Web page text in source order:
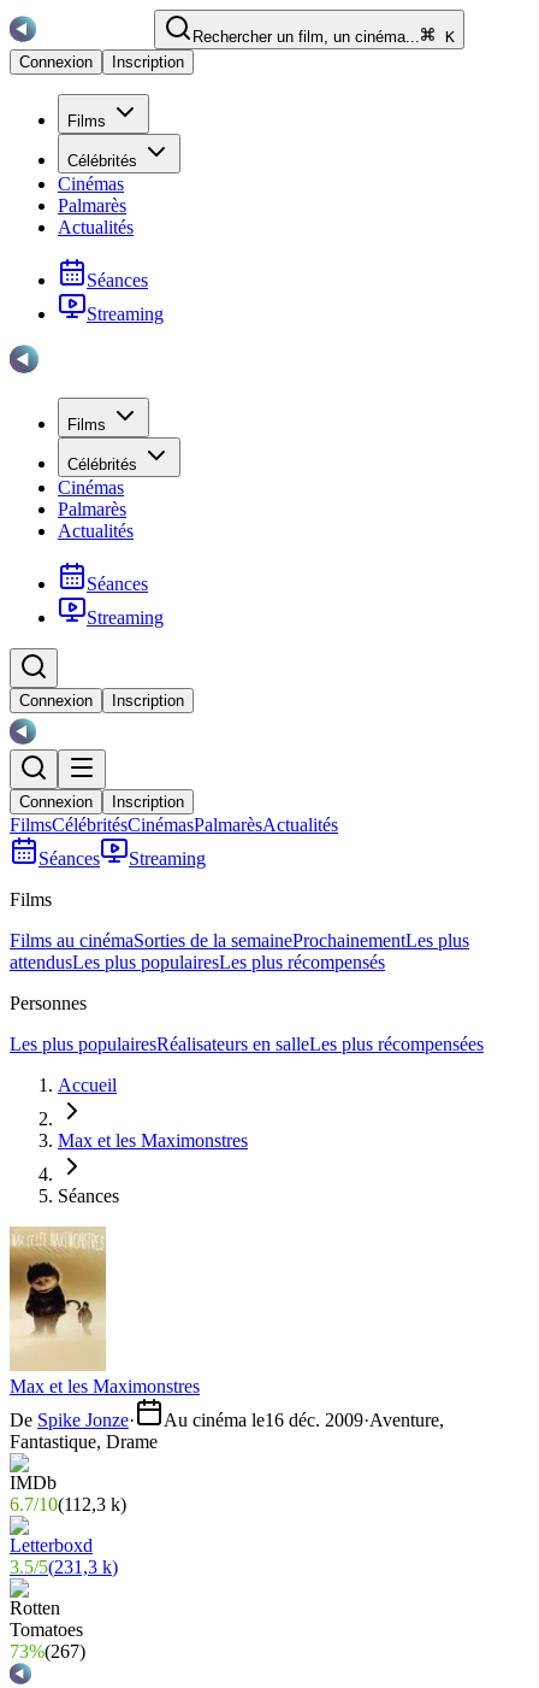
Rechercher un film, un cinéma...
K
Connexion
Inscription
Films
Célébrités
Cinémas
Palmarès
Actualités
Séances
Streaming
Films
Célébrités
Cinémas
Palmarès
Actualités
Séances
Streaming
Connexion Inscription
Connexion Inscription
FilmsCélébritésCinémasPalmarèsActualités
Séances
Streaming
Films
Films au cinémaSorties de la semaineProchainementLes plus
attendusLes plus populairesLes plus récompensés
Personnes
Les plus populairesRéalisateurs en salleLes plus récompensées
Accueil
Max et les Maximonstres
Séances
Max et les Maximonstres
De Spike Jonze· Au cinéma le16 déc. 2009·Aventure,
Fantastique, Drame
6.7/10(112,3 k)
3.5/5(231,3 k)
73%(267)